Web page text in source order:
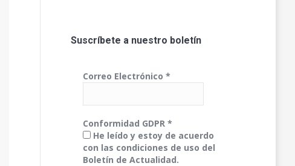
Suscríbete a nuestro boletín
Correo Electrónico *
Conformidad GDPR *
He leído y estoy de acuerdo
con las condiciones de uso del
Boletín de Actualidad.